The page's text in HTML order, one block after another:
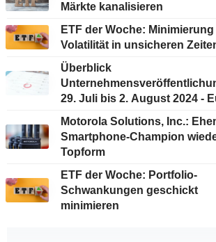
Märkte kanalisieren
ETF der Woche:
Volatilität in unsicheren
Überblick
29. Juli bis 2. August 2024 -
Motorola Solutions, Inc.:
Smartphone-Champion
Topform
ETF der Woche: Portfolio-
Schwankungen geschickt
minimieren